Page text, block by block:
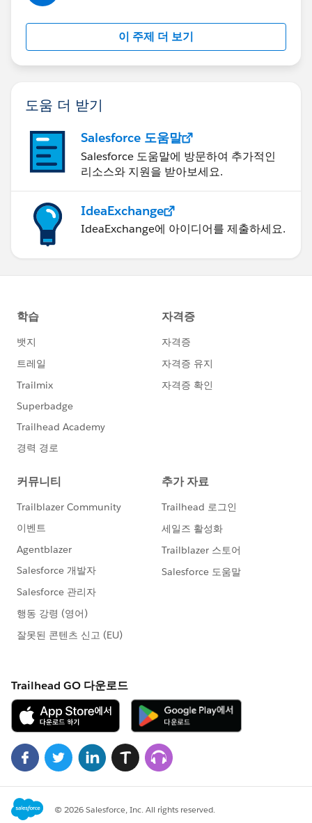
이 주제 더 보기
도움 더 받기
Salesforce 도움말
Salesforce 도움말에 방문하여 추가적인
리소스와 지원을 받아보세요.
IdeaExchange
IdeaExchange에 아이디어를 제출하세요.